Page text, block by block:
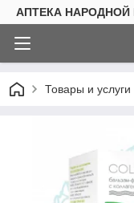
АПТЕКА
Товары и услуги